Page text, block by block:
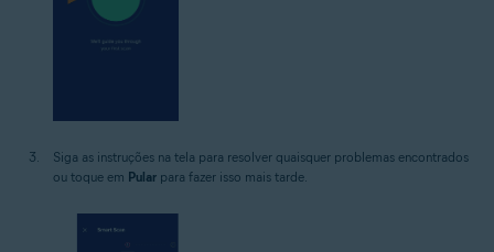
Siga as instruções na tela para resolver quaisquer problemas encontrados
ou toque em Pular para fazer isso mais tarde.